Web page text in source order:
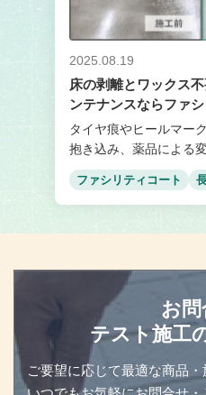
2025.08.19
床の剥離とワックス
ンテナンスならファ
タイヤ痕やヒールマー
抱き込み、薬品による
ファシリティコート
お
テスト施工
ご要望に応じて最適な商品・